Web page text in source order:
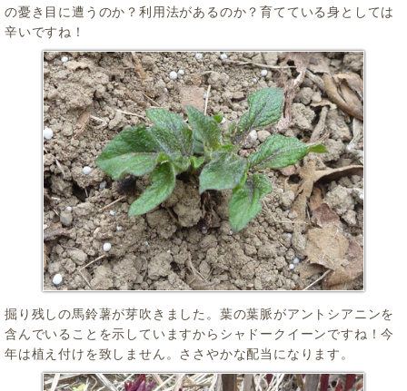
の憂き目に遭うのか？利用法があるのか？育てている身としては
辛いですね！
掘り残しの馬鈴薯が芽吹きました。葉の葉脈がアントシアニンを
含んでいることを示していますからシャドークイーンですね！今
年は植え付けを致しません。ささやかな配当になります。